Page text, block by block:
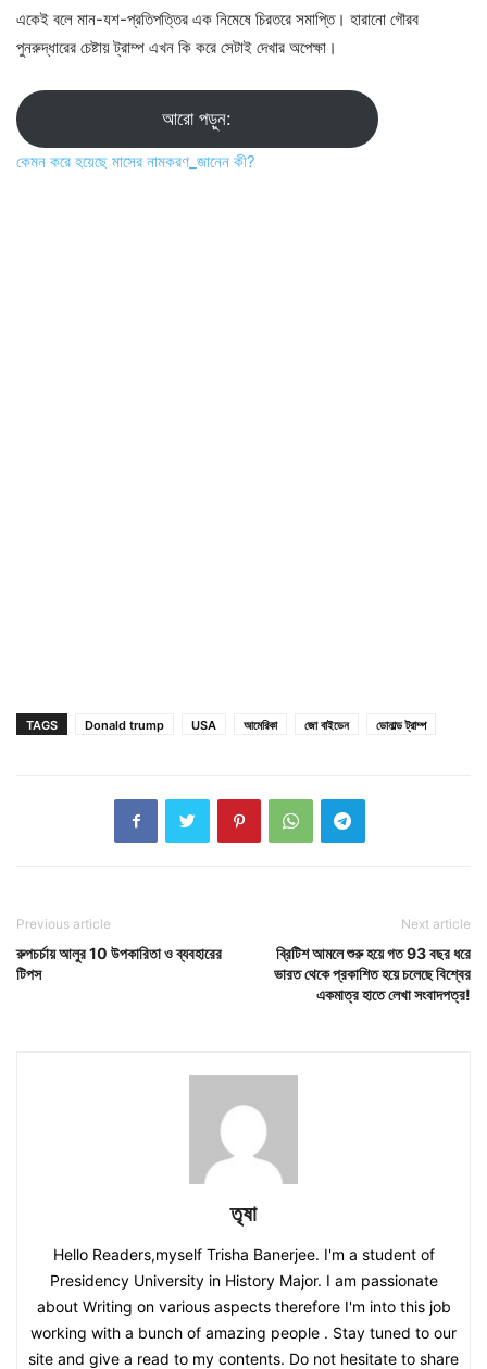
একেই বলে মান-যশ-প্রতিপত্তির এক নিমেষে চিরতরে সমাপ্তি। হারানো গৌরব
পুনরুদ্ধারের চেষ্টায় ট্রাম্প এখন কি করে সেটাই দেখার অপেক্ষা।
আরো পড়ুন:
কেমন করে হয়েছে মাসের নামকরণ_জানেন কী?
TAGS Donald trump USA আমেরিকা জো বাইডেন ডোনাল্ড ট্রাম্প
Previous article
রুপচর্চায় আলুর 10 উপকারিতা ও ব্যবহারের
টিপস
Next article
ব্রিটিশ আমলে শুরু হয়ে গত 93 বছর ধরে
ভারত থেকে প্রকাশিত হয়ে চলেছে বিশ্বের
একমাত্র হাতে লেখা সংবাদপত্র!
তৃষা
Hello Readers,myself Trisha Banerjee. I'm a student of
Presidency University in History Major. I am passionate
about Writing on various aspects therefore I'm into this job
working with a bunch of amazing people . Stay tuned to our
site and give a read to my contents. Do not hesitate to share